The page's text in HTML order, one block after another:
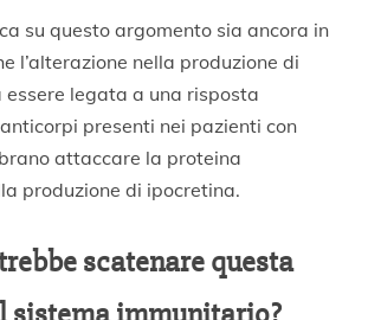
su questo argomento sia ancora in
l’alterazione nella produzione di
essere legata a una risposta
presenti nei pazienti con
attaccare la proteina
produzione di ipocretina.
scatenare questa